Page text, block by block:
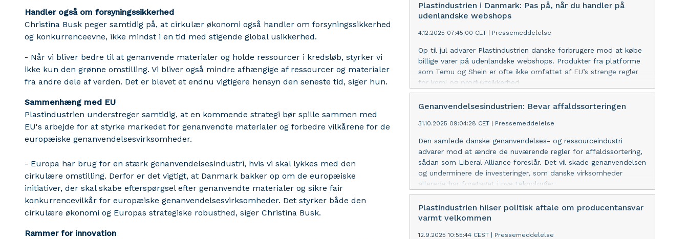
Handler også om forsyningssikkerhed
Christina Busk peger samtidig på, at cirkulær økonomi også handler om forsyningssikkerhed
og konkurrenceevne, ikke mindst i en tid med stigende global usikkerhed.
- Når vi bliver bedre til at genanvende materialer og holde ressourcer i kredsløb, styrker vi
ikke kun den grønne omstilling. Vi bliver også mindre afhængige af ressourcer og materialer
fra andre dele af verden. Det er blevet et endnu vigtigere hensyn den seneste tid, siger hun.
Sammenhæng med EU
Plastindustrien understreger samtidig, at en kommende strategi bør spille sammen med
EU's arbejde for at styrke markedet for genanvendte materialer og forbedre vilkårene for de
europæiske genanvendelsesvirksomheder.
- Europa har brug for en stærk genanvendelsesindustri, hvis vi skal lykkes med den
cirkulære omstilling. Derfor er det vigtigt, at Danmark bakker op om de europæiske
initiativer, der skal skabe efterspørgsel efter genanvendte materialer og sikre fair
konkurrencevilkår for europæiske genanvendelsesvirksomheder. Det styrker både den
cirkulære økonomi og Europas strategiske robusthed, siger Christina Busk.
Rammer for innovation
Plastindustrien i Danmark: Pas på, når du handler på
udenlandske webshops
4.12.2025 07:45:00 CET Pressemeddelelse
Op til jul advarer Plastindustrien danske forbrugere mod at købe
billige varer på udenlandske webshops. Produkter fra platforme
som Temu og Shein er ofte ikke omfattet af EU’s strenge regler
for kemi og produktsikkerhed.
Genanvendelsesindustrien: Bevar affaldssorteringen
31.10.2025 09:04:28 CET Pressemeddelelse
Den samlede danske genanvendelses- og ressourceindustri
advarer mod at ændre de nuværende regler for affaldssortering,
sådan som Liberal Alliance foreslår. Det vil skade genanvendelsen
og underminere de investeringer, som danske virksomheder
allerede har foretaget i nye teknologier.
Plastindustrien hilser politisk aftale om producentansvar
varmt velkommen
12.9.2025 10:55:44 CEST Pressemeddelelse